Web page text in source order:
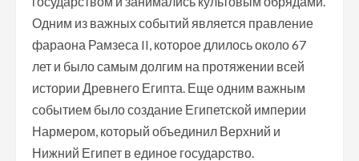
Одним из важных событий является правление
фараона Рамзеса II, которое длилось около 67
лет и было самым долгим на протяжении всей
истории Древнего Египта. Еще одним важным
событием было создание Египетской империи
Нармером, который объединил Верхний и
Нижний Египет в единое государство.